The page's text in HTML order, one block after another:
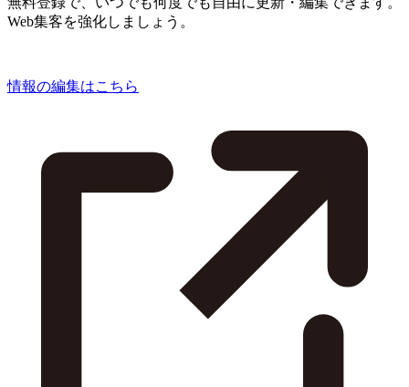
Web集客を強化しましょう。
情報の編集はこちら